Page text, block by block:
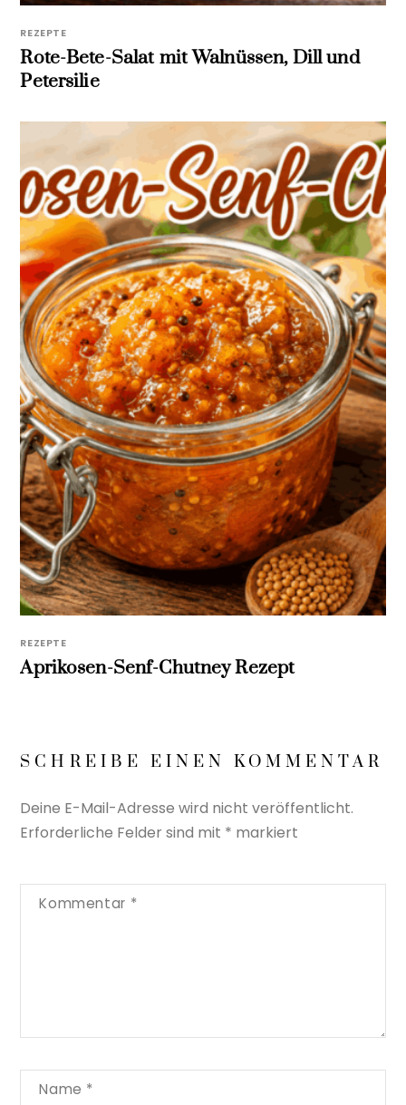
REZEPTE
Rote-Bete-Salat mit Walnüssen, Dill und
Petersilie
REZEPTE
Aprikosen-Senf-Chutney Rezept
SCHREIBE EINEN KOMMENTAR
Deine E-Mail-Adresse wird nicht veröffentlicht.
Erforderliche Felder sind mit * markiert
Kommentar *
Name *